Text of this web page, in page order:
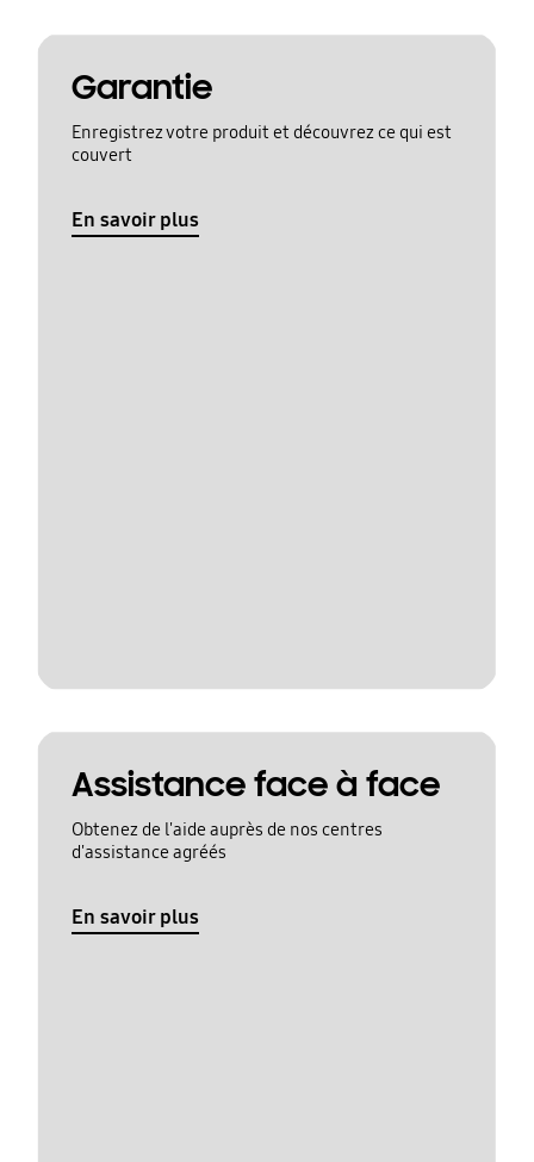
Garantie
Enregistrez votre produit et découvrez ce qui est
couvert
En savoir plus
Assistance face à face
Obtenez de l'aide auprès de nos centres
d'assistance agréés
En savoir plus